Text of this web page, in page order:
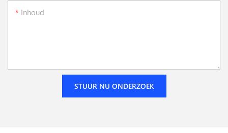
Inhoud
STUUR NU ONDERZOEK